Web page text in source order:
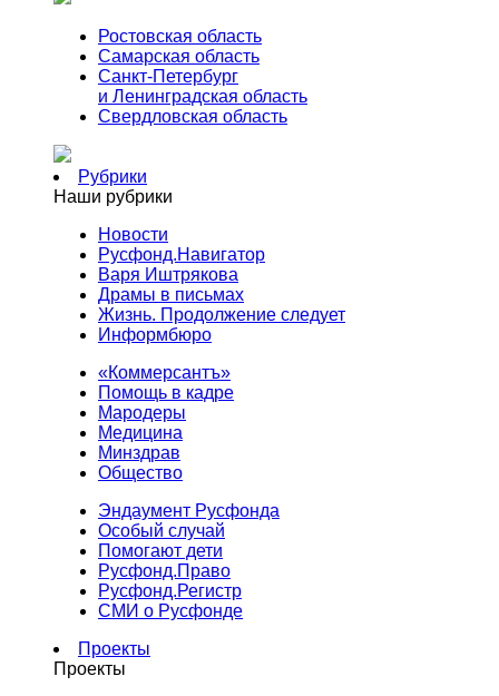
Ростовская область
Самарская область
Санкт-Петербург
и Ленинградская область
Свердловская область
Рубрики
Наши рубрики
Новости
Русфонд.Навигатор
Варя Иштрякова
Драмы в письмах
Жизнь. Продолжение следует
Информбюро
«Коммерсантъ»
Помощь в кадре
Мародеры
Медицина
Минздрав
Общество
Эндаумент Русфонда
Особый случай
Помогают дети
Русфонд.Право
Русфонд.Регистр
СМИ о Русфонде
Проекты
Проекты